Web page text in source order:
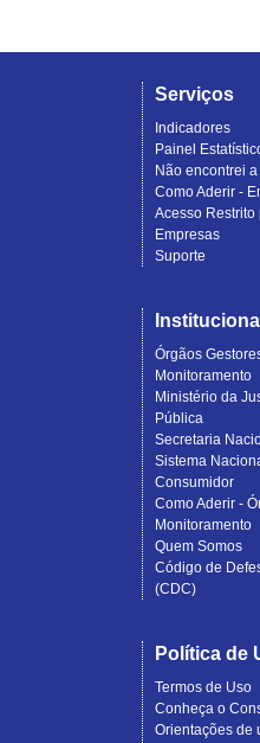
Serviços
Indicadores
Painel
Não encontrei
Como Aderir -
Acesso Restrito
Empresas
Suporte
Institucional
Órgãos
Monitoramento
Ministério da
Pública
Secretaria
Sistema
Consumidor
Como Aderir -
Monitoramento
Quem Somos
Código de
(CDC)
Política de
Termos de Uso
Conheça o
Orientações de